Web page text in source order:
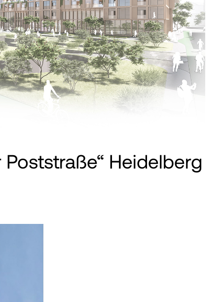
Heidelberg